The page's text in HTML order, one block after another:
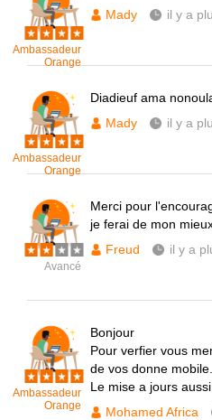
Ambassadeur
Orange
Mady
il y a
Ambassadeur
Orange
Diadieuf ama
Mady
il y a
Avancé
Merci pour
je ferai de mon
Freud
il y a
Ambassadeur
Orange
Bonjour
Pour verfier vous
de vos donne mobile..
Le mise a jours
Mohamed Africa